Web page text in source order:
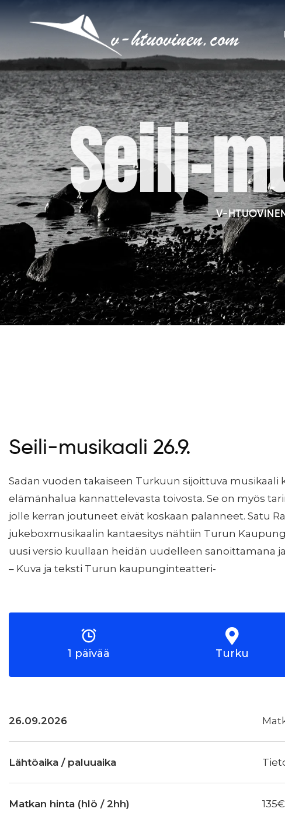
Seili- V-
Seili-musikaali 26.9.
Sadan vuoden takaiseen Turkuun sijoittuva
elämänhalua kannattelevasta toivosta. Se on myös
jolle kerran joutuneet eivät koskaan palanneet. Satu
jukeboxmusikaalin kantaesitys nähtiin Turun
uusi versio kuullaan heidän uudelleen sanoittamana
– Kuva ja teksti Turun kaupunginteatteri-
1 päivää Turku
26.09.2026
Lähtöaika / paluuaika
Matkan hinta (hlö / 2hh) 135€